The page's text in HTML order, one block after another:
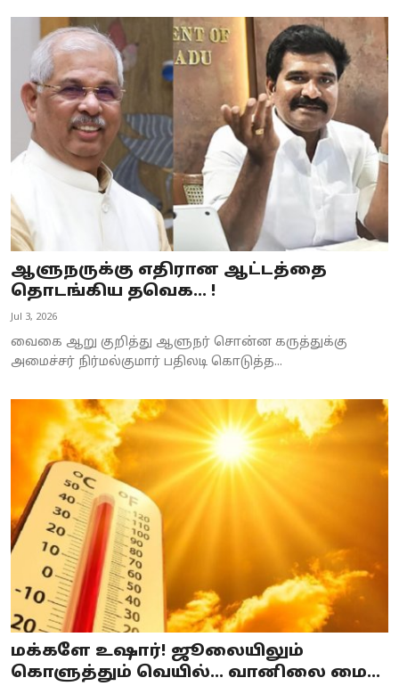
ஆளுநருக்கு எதிரான ஆட்டத்தை
தொடங்கிய தவெக... !
Jul 3, 2026
வைகை ஆறு குறித்து ஆளுநர் சொன்ன கருத்துக்கு
அமைச்சர் நிர்மல்குமார் பதிலடி கொடுத்த...
மக்களே உஷார்! ஜூலையிலும்
கொளுத்தும் வெயில்... வானிலை மை...